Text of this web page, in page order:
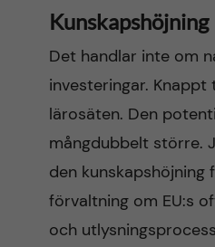
Kunskapshöjning
Det handlar inte om
investeringar.
lärosäten. Den
mångdubbelt större.
den kunskapshöjning
förvaltning om EU:s
och